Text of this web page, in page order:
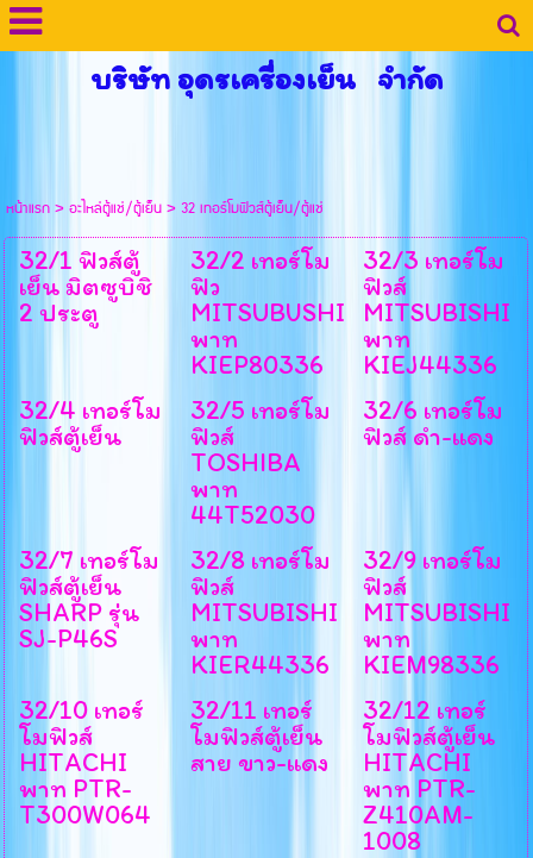
บริษัท อุดรเครื่องเย็น จำกัด
หน้าแรก>อะไหล่ตู้แช่/ตู้เย็น> 32 เทอร์โมฟิวส์ตู้เย็น/ตู้แช่
32/1 ฟิวส์ตู้
เย็น มิตซูบิชิ
2 ประตู
32/2 เทอร์โม
ฟิว
MITSUBUSHI
พาท
KIEP80336
32/3 เทอร์โม
ฟิวส์
MITSUBISHI
พาท
KIEJ44336
32/4 เทอร์โม
ฟิวส์ตู้เย็น
32/5 เทอร์โม
ฟิวส์
TOSHIBA
พาท
44T52030
32/6 เทอร์โม
ฟิวส์ ดำ-แดง
32/7 เทอร์โม
ฟิวส์ตู้เย็น
SHARP รุ่น
SJ-P46S
32/8 เทอร์โม
ฟิวส์
MITSUBISHI
พาท
KIER44336
32/9 เทอร์โม
ฟิวส์
MITSUBISHI
พาท
KIEM98336
32/10 เทอร์
โมฟิวส์
HITACHI
พาท PTR-
T300W064
32/11 เทอร์
โมฟิวส์ตู้เย็น
สาย ขาว-แดง
32/12 เทอร์
โมฟิวส์ตู้เย็น
HITACHI
พาท PTR-
Z410AM-
1008